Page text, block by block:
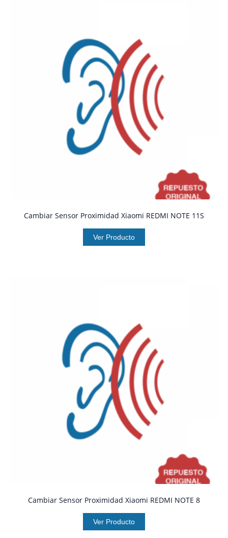
Cambiar Sensor Proximidad Xiaomi REDMI NOTE 11S
Ver Producto
Cambiar Sensor Proximidad Xiaomi REDMI NOTE 8
Ver Producto